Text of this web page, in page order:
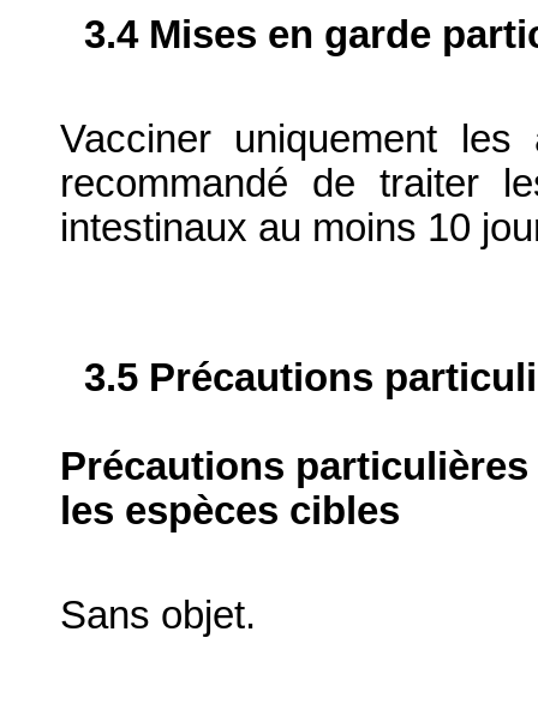
3.4 Mises en garde
Vacciner uniquement
recommandé de traiter
intestinaux au moins 10
3.5 Précautions
Précautions
les espèces cibles
Sans objet.